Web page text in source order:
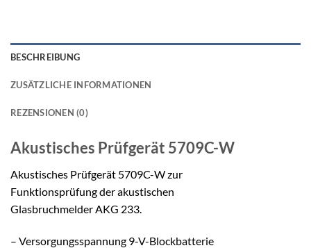
BESCHREIBUNG
ZUSÄTZLICHE INFORMATIONEN
REZENSIONEN (0)
Akustisches Prüfgerät 5709C-W
Akustisches Prüfgerät 5709C-W zur
Funktionsprüfung der akustischen
Glasbruchmelder AKG 233.
– Versorgungsspannung 9-V-Blockbatterie